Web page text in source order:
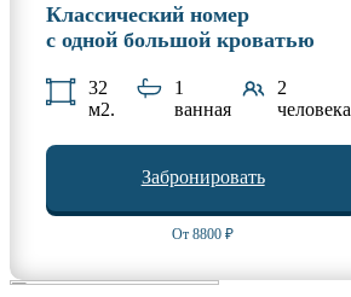
Классический номер
с одной большой кроватью
32
м2.
1
ванная
2
человека
Забронировать
От 8800 ₽